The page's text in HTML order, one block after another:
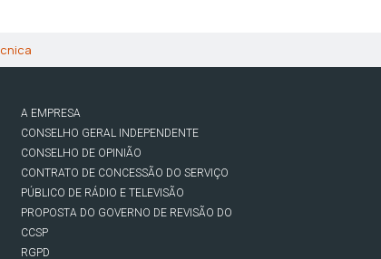
A EMPRESA
CONSELHO GERAL INDEPENDENTE
CONSELHO DE OPINIÃO
CONTRATO DE CONCESSÃO DO SERVIÇO
PÚBLICO DE RÁDIO E TELEVISÃO
PROPOSTA DO GOVERNO DE REVISÃO DO
CCSP
RGPD